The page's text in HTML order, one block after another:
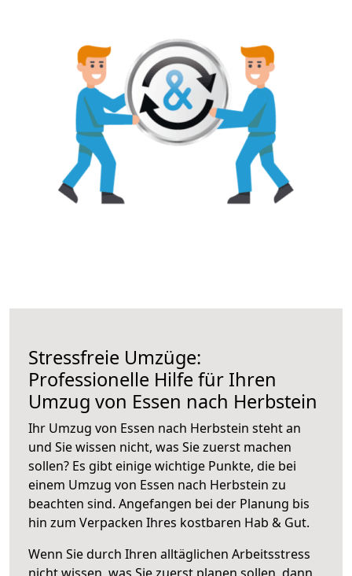
Stressfreie Umzüge:
Professionelle Hilfe für Ihren
Umzug von Essen nach Herbstein
Ihr Umzug von Essen nach Herbstein steht an
und Sie wissen nicht, was Sie zuerst machen
sollen? Es gibt einige wichtige Punkte, die bei
einem Umzug von Essen nach Herbstein zu
beachten sind. Angefangen bei der Planung bis
hin zum Verpacken Ihres kostbaren Hab & Gut.
Wenn Sie durch Ihren alltäglichen Arbeitsstress